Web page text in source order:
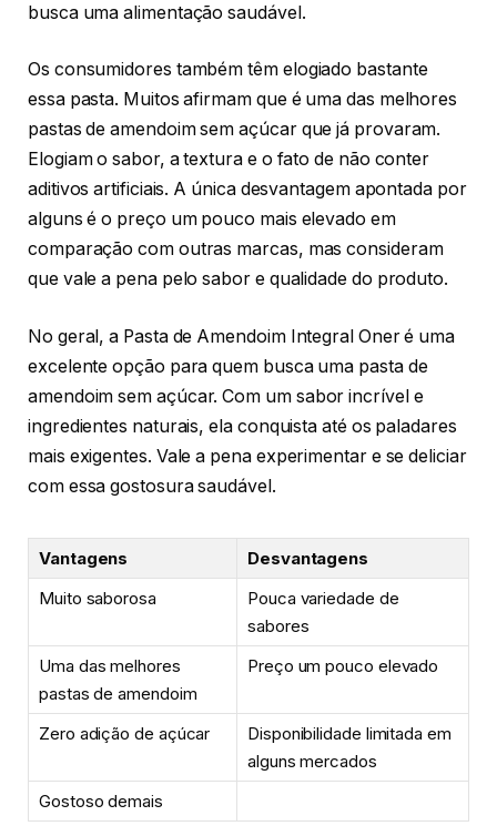
busca uma alimentação saudável.
Os consumidores também têm elogiado bastante
essa pasta. Muitos afirmam que é uma das melhores
pastas de amendoim sem açúcar que já provaram.
Elogiam o sabor, a textura e o fato de não conter
aditivos artificiais. A única desvantagem apontada por
alguns é o preço um pouco mais elevado em
comparação com outras marcas, mas consideram
que vale a pena pelo sabor e qualidade do produto.
No geral, a Pasta de Amendoim Integral Oner é uma
excelente opção para quem busca uma pasta de
amendoim sem açúcar. Com um sabor incrível e
ingredientes naturais, ela conquista até os paladares
mais exigentes. Vale a pena experimentar e se deliciar
com essa gostosura saudável.
Vantagens
Desvantagens
Muito saborosa
Pouca variedade de
sabores
Uma das melhores
pastas de amendoim
Preço um pouco elevado
Zero adição de açúcar
Disponibilidade limitada em
alguns mercados
Gostoso demais